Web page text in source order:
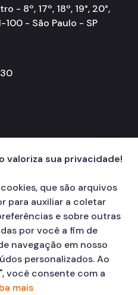
- 8º, 17º, 18º, 19°, 20°,
100 - São Paulo - SP
valoriza sua privacidade!
que são arquivos
para auxiliar a coletar
e sobre outras
por você a fim de
navegação em nosso
personalizados. Ao
você consente com a
mais